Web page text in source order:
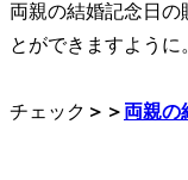
両親の結婚記念日
とができますように
チェック ＞＞ 両親の